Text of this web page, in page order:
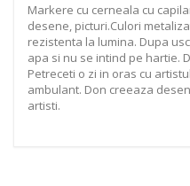
Markere cu cerneala cu
desene, picturi.Culori
rezistenta la lumina. Dupa
apa si nu se intind pe hartie.
Petreceti o zi in oras cu
ambulant. Don creeaza
artisti.